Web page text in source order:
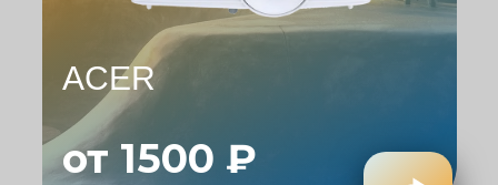
ACER
от 1500 ₽